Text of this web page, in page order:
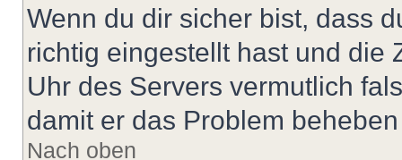
Wenn du dir sicher bist, dass
richtig eingestellt hast und die
Uhr des Servers vermutlich
damit er das Problem
Nach oben